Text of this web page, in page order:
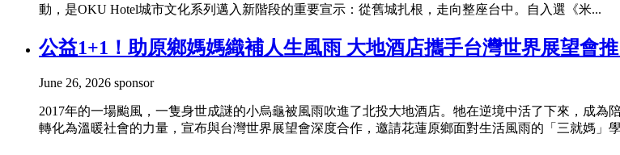
動，是OKU Hotel城市文化系列邁入新階段的重要宣示：從舊城扎根，走向整座台中。自入選《米...
公益1+1！助原鄉媽媽織補人生風雨 大地酒店攜手台灣世界展望會
June 26, 2026 sponsor
2017年的一場颱風，一隻身世成謎的小烏龜被風雨吹進了北投大地酒店。牠在逆境中活了下來，成為
轉化為溫暖社會的力量，宣布與台灣世界展望會深度合作，邀請花蓮原鄉面對生活風雨的「三就媽」